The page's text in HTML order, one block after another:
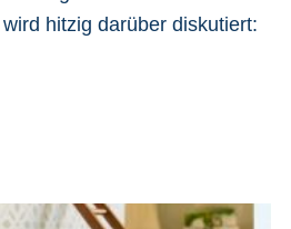
hitzig darüber diskutiert: